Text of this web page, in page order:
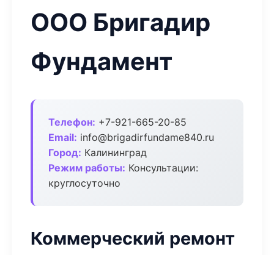
ООО Бригадир
Фундамент
Телефон: +7-921-665-20-85
Email: info@brigadirfundame840.ru
Город: Калининград
Режим работы: Консультации:
круглосуточно
Коммерческий ремонт